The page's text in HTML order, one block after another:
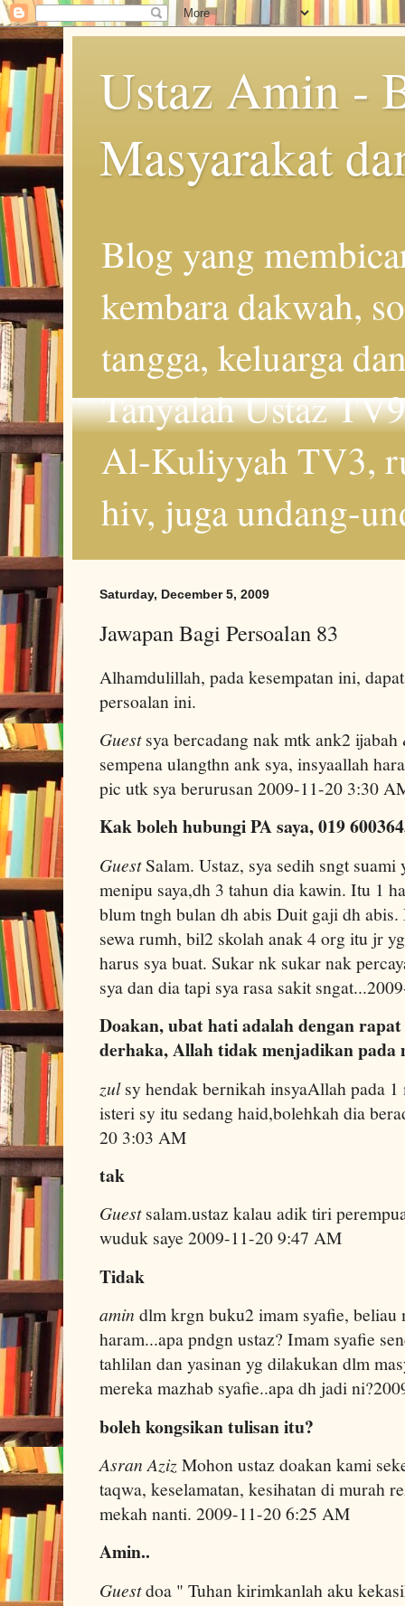
Ustaz Amin -
Masyarakat
Blog yang
kembara dakwah,
tangga, keluarga
Tanyalah Ustaz
Al-Kuliyyah TV3,
hiv, juga undang-
Saturday, December 5, 2009
Jawapan Bagi Persoalan 83
Alhamdulillah, pada kesempatan ini,
persoalan ini.
Guestsya bercadang nak mtk ank2
sempena ulangthn ank sya, insyaallah
pic utk sya berurusan 2009-11-20 3:30
Kak boleh hubungi PA saya, 019
GuestSalam. Ustaz, sya sedih sngt suami
menipu saya,dh 3 tahun dia kawin. Itu 1
blum tngh bulan dh abis Duit gaji dh
sewa rumh, bil2 skolah anak 4 org itu jr
harus sya buat. Sukar nk sukar nak
sya dan dia tapi sya rasa sakit
Doakan, ubat hati adalah dengan
derhaka, Allah tidak menjadikan pada
zulsy hendak bernikah insyaAllah pada
isteri sy itu sedang haid,bolehkah dia
20 3:03 AM
tak
Guestsalam.ustaz kalau adik tiri
wuduk saye 2009-11-20 9:47 AM
Tidak
amin dlm krgn buku2 imam syafie, beliau
haram...apa pndgn ustaz? Imam syafie
tahlilan dan yasinan yg dilakukan dlm
mereka mazhab syafie..apa dh jadi
boleh kongsikan tulisan itu?
Asran AzizMohon ustaz doakan kami
taqwa, keselamatan, kesihatan di murah
mekah nanti. 2009-11-20 6:25 AM
Amin..
Guestdoa " Tuhan kirimkanlah aku